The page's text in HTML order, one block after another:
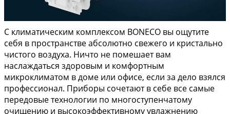
С климатическим комплексом BONECO вы ощутите
себя в пространстве абсолютно свежего и кристально
чистого воздуха. Ничто не помешает вам
наслаждаться здоровым и комфортным
микроклиматом в доме или офисе, если за дело взялся
профессионал. Приборы сочетают в себе все самые
передовые технологии по многоступенчатому
очищению и высокоэффективному увлажнению